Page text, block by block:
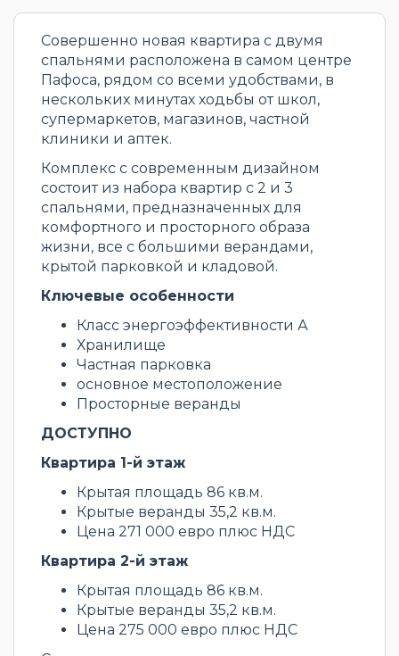
Совершенно новая квартира с двумя
спальнями расположена в самом центре
Пафоса, рядом со всеми удобствами, в
нескольких минутах ходьбы от школ,
супермаркетов, магазинов, частной
клиники и аптек.
Комплекс с современным дизайном
состоит из набора квартир с 2 и 3
спальнями, предназначенных для
комфортного и просторного образа
жизни, все с большими верандами,
крытой парковкой и кладовой.
Ключевые особенности
Класс энергоэффективности А
Хранилище
Частная парковка
основное местоположение
Просторные веранды
ДОСТУПНО
Квартира 1-й этаж
Крытая площадь 86 кв.м.
Крытые веранды 35,2 кв.м.
Цена 271 000 евро плюс НДС
Квартира 2-й этаж
Крытая площадь 86 кв.м.
Крытые веранды 35,2 кв.м.
Цена 275 000 евро плюс НДС